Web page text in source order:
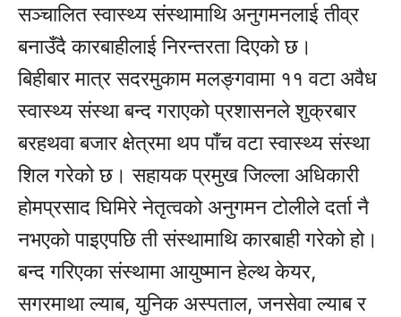
सञ्चालित स्वास्थ्य संस्थामाथि अनुगमनलाई तीव्र
बनाउँदै कारबाहीलाई निरन्तरता दिएको छ।
बिहीबार मात्र सदरमुकाम मलङ्गवामा ११ वटा अवैध
स्वास्थ्य संस्था बन्द गराएको प्रशासनले शुक्रबार
बरहथवा बजार क्षेत्रमा थप पाँच वटा स्वास्थ्य संस्था
शिल गरेको छ। सहायक प्रमुख जिल्ला अधिकारी
होमप्रसाद घिमिरे नेतृत्वको अनुगमन टोलीले दर्ता नै
नभएको पाइएपछि ती संस्थामाथि कारबाही गरेको हो।
बन्द गरिएका संस्थामा आयुष्मान हेल्थ केयर,
सगरमाथा ल्याब, युनिक अस्पताल, जनसेवा ल्याब र